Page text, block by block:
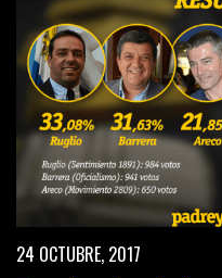
24 OCTUBRE, 2017